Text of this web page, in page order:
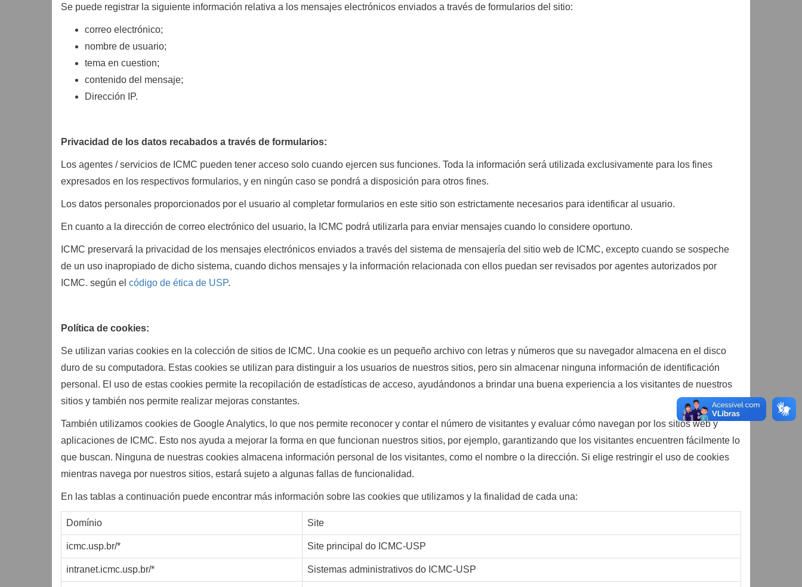
Se puede registrar la siguiente información relativa a los mensajes electrónicos enviados a través de formularios del sitio:
correo electrónico;
nombre de usuario;
tema en cuestion;
contenido del mensaje;
Dirección IP.
Privacidad de los datos recabados a través de formularios:
Los agentes / servicios de ICMC pueden tener acceso solo cuando ejercen sus funciones. Toda la información será utilizada exclusivamente para los fines
expresados en los respectivos formularios, y en ningún caso se pondrá a disposición para otros fines.
Los datos personales proporcionados por el usuario al completar formularios en este sitio son estrictamente necesarios para identificar al usuario.
En cuanto a la dirección de correo electrónico del usuario, la ICMC podrá utilizarla para enviar mensajes cuando lo considere oportuno.
ICMC preservará la privacidad de los mensajes electrónicos enviados a través del sistema de mensajería del sitio web de ICMC, excepto cuando se sospeche
de un uso inapropiado de dicho sistema, cuando dichos mensajes y la información relacionada con ellos puedan ser revisados por agentes autorizados por
ICMC. según el código de ética de USP.
Política de cookies:
Se utilizan varias cookies en la colección de sitios de ICMC. Una cookie es un pequeño archivo con letras y números que su navegador almacena en el disco
duro de su computadora. Estas cookies se utilizan para distinguir a los usuarios de nuestros sitios, pero sin almacenar ninguna información de identificación
personal. El uso de estas cookies permite la recopilación de estadísticas de acceso, ayudándonos a brindar una buena experiencia a los visitantes de nuestros
sitios y también nos permite realizar mejoras constantes.
También utilizamos cookies de Google Analytics, lo que nos permite reconocer y contar el número de visitantes y evaluar cómo navegan por los sitios web y
aplicaciones de ICMC. Esto nos ayuda a mejorar la forma en que funcionan nuestros sitios, por ejemplo, garantizando que los visitantes encuentren fácilmente lo
que buscan. Ninguna de nuestras cookies almacena información personal de los visitantes, como el nombre o la dirección. Si elige restringir el uso de cookies
mientras navega por nuestros sitios, estará sujeto a algunas fallas de funcionalidad.
En las tablas a continuación puede encontrar más información sobre las cookies que utilizamos y la finalidad de cada una:
Domínio Site
icmc.usp.br/* Site principal do ICMC­-USP
intranet.icmc.usp.br/* Sistemas administrativos do ICMC-­USP